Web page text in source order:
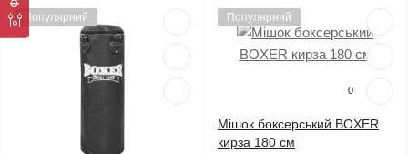
Популярний Популярний
0
Мішок боксерський BOXER
кирза 180 см